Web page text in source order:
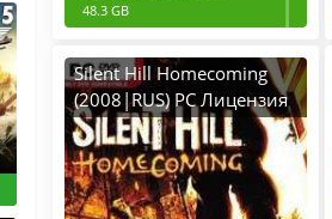
48.3 GB
Silent Hill Homecoming
(2008|RUS) PC Лицензия